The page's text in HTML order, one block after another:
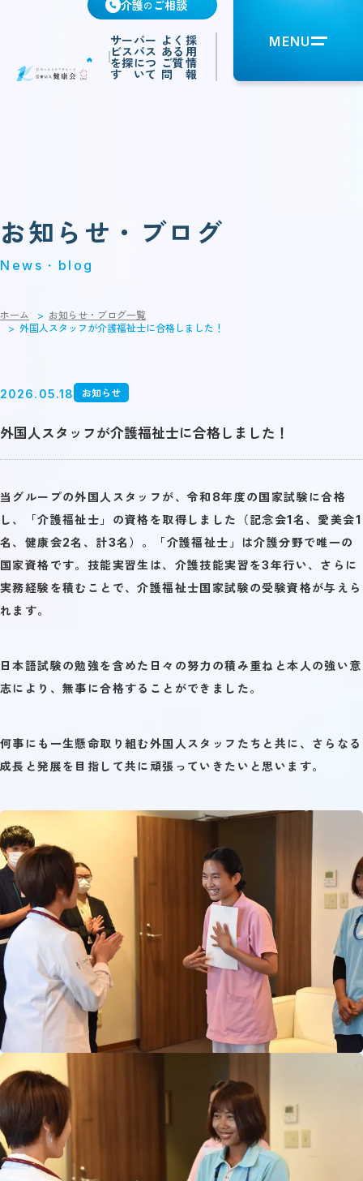
介護の ご相談
サー
ビス
を探
す
パー
パス
につ
いて
よく
ある
ご質
問
採
用
情
報
MENU
お知らせ・ブログ
News・blog
ホーム
お知らせ・ブログ一覧
外国人スタッフが介護福祉士に合格しました！
2026.05.18 お知らせ
外国人スタッフが介護福祉士に合格しました！
当グループの外国人スタッフが、令和8年度の国家試験に合格
し、「介護福祉士」の資格を取得しました（記念会1名、愛美会1
名、健康会2名、計3名）。「介護福祉士」は介護分野で唯一の
国家資格です。技能実習生は、介護技能実習を3年行い、さらに
実務経験を積むことで、介護福祉士国家試験の受験資格が与えら
れます。
日本語試験の勉強を含めた日々の努力の積み重ねと本人の強い意
志により、無事に合格することができました。
何事にも一生懸命取り組む外国人スタッフたちと共に、さらなる
成長と発展を目指して共に頑張っていきたいと思います。